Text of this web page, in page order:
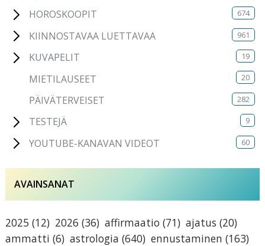
HOROSKOOPIT 674
KIINNOSTAVAA LUETTAVAA 961
KUVAPELIT 19
MIETILAUSEET 20
PÄIVÄTERVEISET 282
TESTEJÄ 9
YOUTUBE-KANAVAN VIDEOT 60
AVAINSANAT
2025 (12) 2026 (36) affirmaatio (71) ajatus (20)
ammatti (6) astrologia (640) ennustaminen (163)